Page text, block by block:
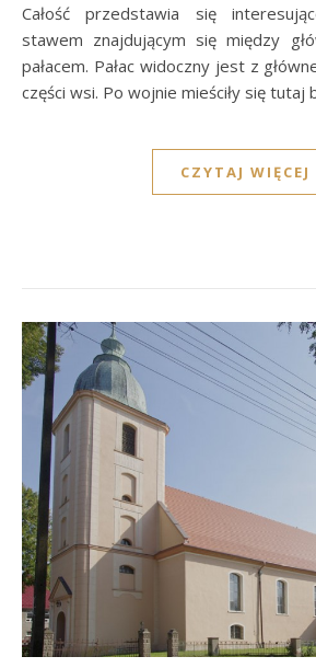
Całość przedstawia się
stawem znajdującym się między
pałacem. Pałac widoczny jest z
części wsi. Po wojnie mieściły się
CZYTAJ WIĘCEJ